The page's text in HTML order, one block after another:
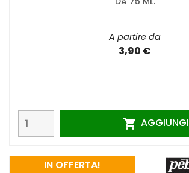
A partire da
3,90 €
 AGGIUNGI
IN OFFERTA!